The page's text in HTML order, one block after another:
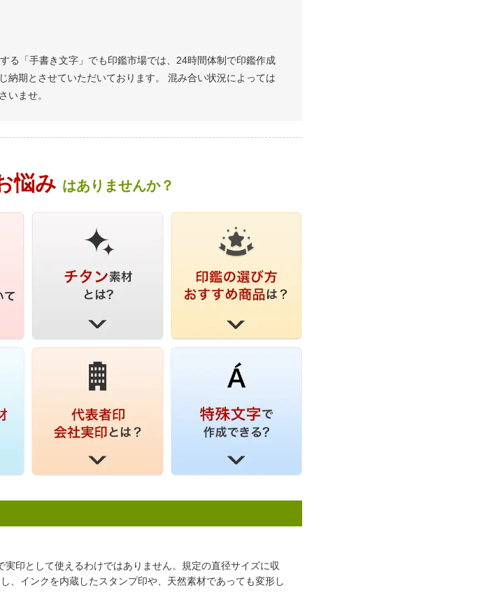
る「手書き文字」でも印鑑市場では、24時間体制で印鑑作成
納期とさせていただいております。 混み合い状況によっては
いませ。
悩み はありませんか？
印として使えるわけではありません。規定の直径サイズに収
、インクを内蔵したスタンプ印や、天然素材であっても変形し